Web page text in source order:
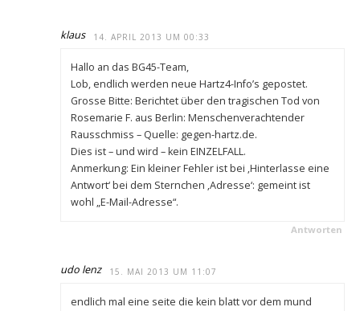
klaus 14. APRIL 2013 UM 00:33
Hallo an das BG45-Team,
Lob, endlich werden neue Hartz4-Info’s gepostet.
Grosse Bitte: Berichtet über den tragischen Tod von
Rosemarie F. aus Berlin: Menschenverachtender
Rausschmiss – Quelle: gegen-hartz.de.
Dies ist – und wird – kein EINZELFALL.
Anmerkung: Ein kleiner Fehler ist bei ‚Hinterlasse eine
Antwort‘ bei dem Sternchen ‚Adresse‘: gemeint ist
wohl „E-Mail-Adresse“.
Antworten
udo lenz 15. MAI 2013 UM 11:07
endlich mal eine seite die kein blatt vor dem mund